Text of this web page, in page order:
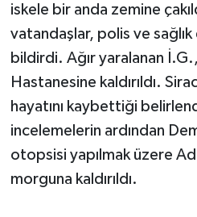
iskele bir anda zemine
vatandaşlar, polis ve sağlık
bildirdi. Ağır yaralanan
Hastanesine kaldırıldı.
hayatını kaybettiği
incelemelerin ardından
otopsisi yapılmak üzere
morguna kaldırıldı.